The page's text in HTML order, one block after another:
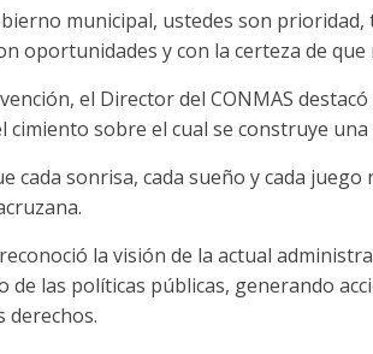
municipal, ustedes son
oportunidades y con la certeza de
el Director del CONMAS
cimiento sobre el cual se construye
cada sonrisa, cada sueño y cada
la visión de la actual
de las políticas públicas, generando
derechos.